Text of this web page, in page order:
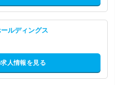
ルディングス
人情報を見る